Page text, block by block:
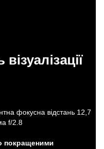
фокусна відстань 12,7
f/2.8
покращеними